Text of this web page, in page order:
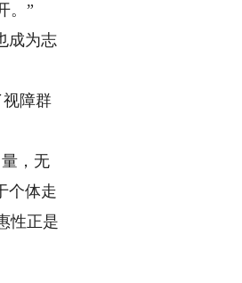
。”
成为志
障群
，无
个体走
性正是